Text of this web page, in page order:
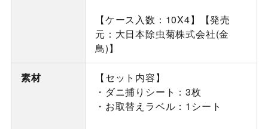
【ケース入数：10X4】【発売
元：大日本除虫菊株式会社(金
鳥)】
素材
【セット内容】
・ダニ捕りシート：3枚
・お取替えラベル：1シート